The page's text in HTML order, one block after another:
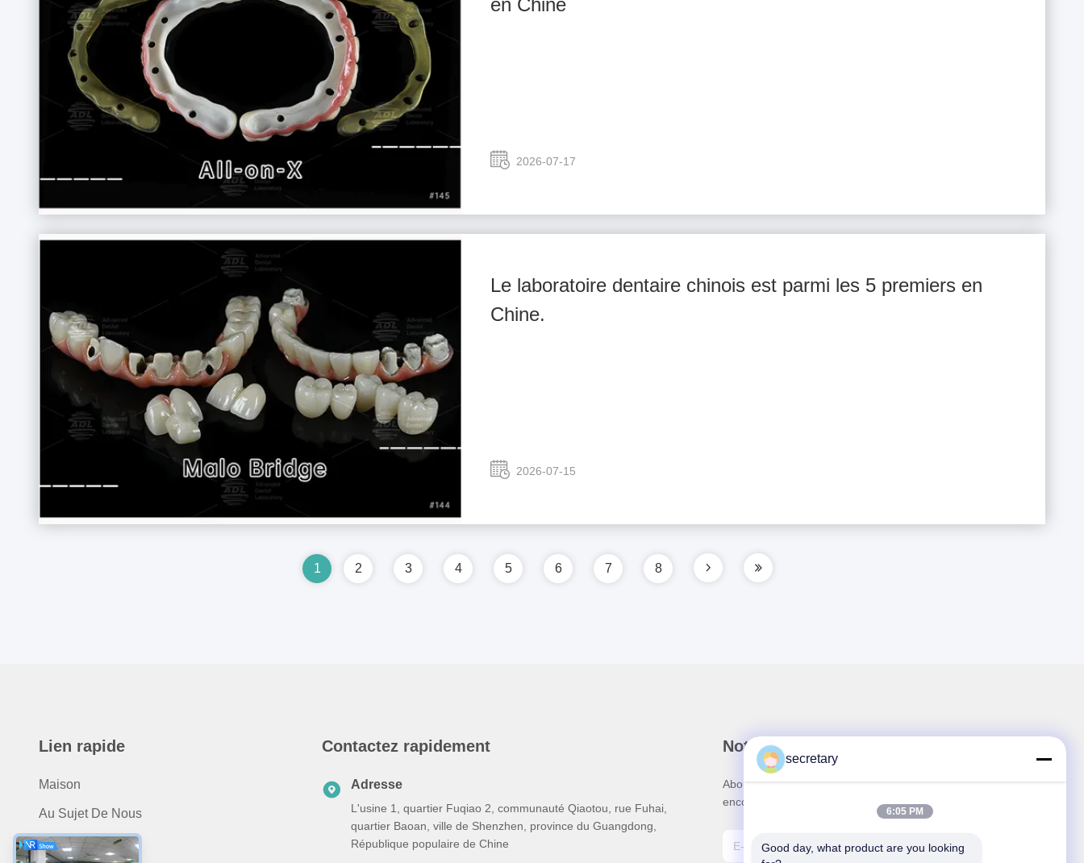
en Chine
2026-07-17
Le laboratoire dentaire chinois est parmi les 5 premiers en
Chine.
2026-07-15
1 2 3 4 5 6 7 8
Lien rapide
Maison
Au Sujet De Nous
Produits
Contactez rapidement
Adresse
L'usine 1, quartier Fuqiao 2, communauté Qiaotou, rue Fuhai,
quartier Baoan, ville de Shenzhen, province du Guangdong,
République populaire de Chine
Notre newsletter
Abonnez-vous à notre newsletter pour des réductions et plus
encore.
secretary
6:05 PM
Good day, what product are you looking